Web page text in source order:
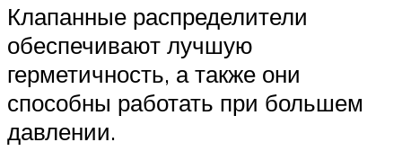
Клапанные распределители
обеспечивают лучшую
герметичность, а также они
способны работать при большем
давлении.